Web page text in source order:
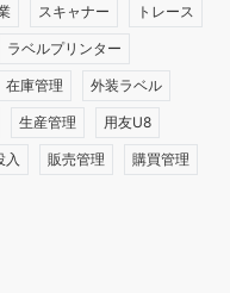
スキャナー トレース
ラベルプリンター
在庫管理 外装ラベル
生産管理 用友U8
入 販売管理 購買管理